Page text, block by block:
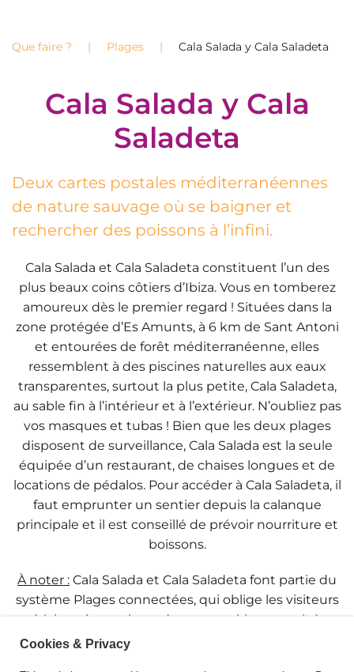
Que faire ? Plages Cala Salada y Cala Saladeta
Cala Salada y Cala
Saladeta
Deux cartes postales méditerranéennes
de nature sauvage où se baigner et
rechercher des poissons à l’infini.
Cala Salada et Cala Saladeta constituent l’un des
plus beaux coins côtiers d’Ibiza. Vous en tomberez
amoureux dès le premier regard ! Situées dans la
zone protégée d’Es Amunts, à 6 km de Sant Antoni
et entourées de forêt méditerranéenne, elles
ressemblent à des piscines naturelles aux eaux
transparentes, surtout la plus petite, Cala Saladeta,
au sable fin à l’intérieur et à l’extérieur. N’oubliez pas
vos masques et tubas ! Bien que les deux plages
disposent de surveillance, Cala Salada est la seule
équipée d’un restaurant, de chaises longues et de
locations de pédalos. Pour accéder à Cala Saladeta, il
faut emprunter un sentier depuis la calanque
principale et il est conseillé de prévoir nourriture et
boissons.
À noter : Cala Salada et Cala Saladeta font partie du
système Plages connectées, qui oblige les visiteurs
à laisser leur voiture dans un parking gratuit à
l’extérieur de Sant Antoni et à prendre la navette
Cookies & Privacy